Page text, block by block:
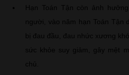
Hạn Toán Tận còn ảnh
người, vào năm hạn Toán Tận
bị đau đầu, đau nhức xương
sức khỏe suy giảm, gây mệt
chủ.